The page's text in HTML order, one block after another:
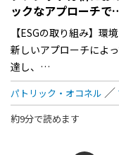
ックなアプローチで
【ESGの取り組み】環
新しいアプローチによ
達し、…
パトリック・オコネル
約9分で読めます